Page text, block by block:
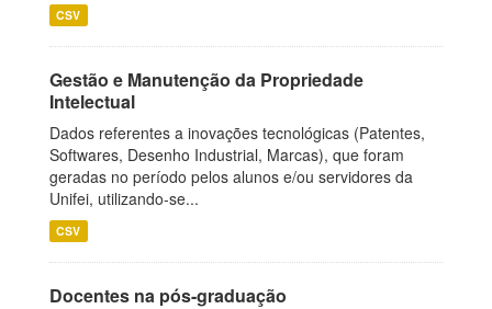
CSV
Gestão e Manutenção da Propriedade
Intelectual
Dados referentes a inovações tecnológicas (Patentes,
Softwares, Desenho Industrial, Marcas), que foram
geradas no período pelos alunos e/ou servidores da
Unifei, utilizando-se...
CSV
Docentes na pós-graduação